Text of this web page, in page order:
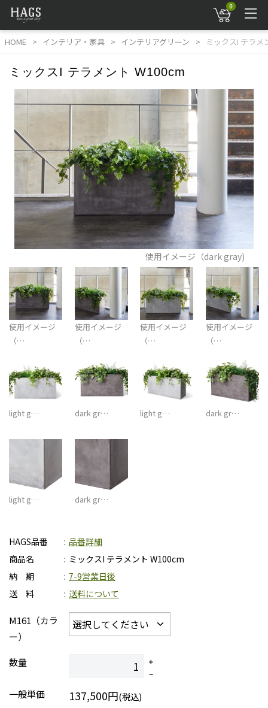
0
HOME インテリア・家具 インテリアグリーン ミックスI テラメ
ミックスI テラメント W100cm
使用イメージ（dark gray)
使用イメージ
（…
使用イメージ
（…
使用イメージ
（…
使用イメージ
（…
light g… dark gr… light g… dark gr…
light g… dark gr…
HAGS品番
品番詳細
商品名
ミックスI テラメント W100cm
納 期
7-9営業日後
送 料
送料について
M161（カラ
ー）
数量
一般単価 137,500円(税込)